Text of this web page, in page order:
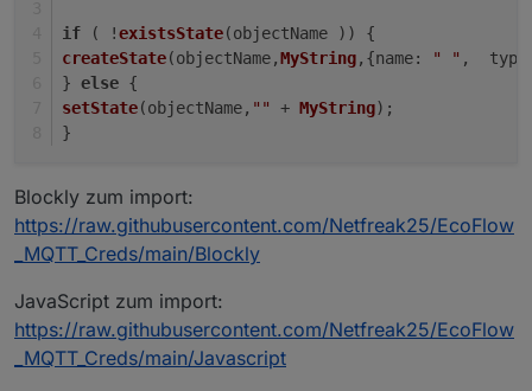
if ( !existsState(objectName )) {
createState(objectName,MyString,{name: " " , type
} else {
setState(objectName, "" + MyString);
}
Blockly zum import:
https://raw.githubusercontent.com/Netfreak25/EcoFlow
_MQTT_Creds/main/Blockly
JavaScript zum import:
https://raw.githubusercontent.com/Netfreak25/EcoFlow
_MQTT_Creds/main/Javascript